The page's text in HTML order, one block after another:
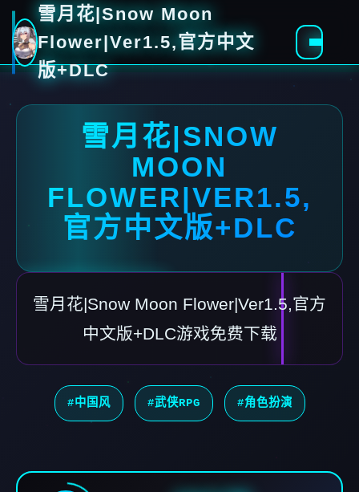
雪月花|Snow Moon
Flower|Ver1.5,官方中文
版+DLC
雪月花|SNOW
MOON
FLOWER|VER1.5,
官方中文版+DLC
雪月花|Snow Moon Flower|Ver1.5,官方
中文版+DLC游戏免费下载
#中国风 #武侠RPG #角色扮演